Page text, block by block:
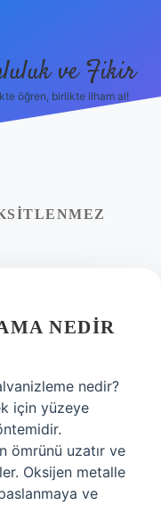
ve Fikir
öğren, birlikte ilham al!
NEDIR
nedir?
için yüzeye
ömrünü uzatır ve
Oksijen metalle
ve